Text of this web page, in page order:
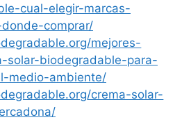
cual-elegir-marcas-
comprar/
mejores-
solar-biodegradable-para-
medio-ambiente/
crema-solar-